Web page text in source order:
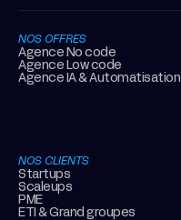
NOS OFFRES
Agence No code
Agence Low code
Agence IA & Automatisation
NOS CLIENTS
Startups
Scaleups
PME
ETI & Grand groupes